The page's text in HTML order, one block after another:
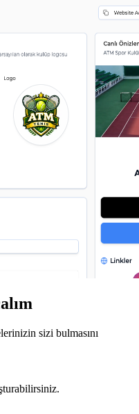
sizi bulmasını